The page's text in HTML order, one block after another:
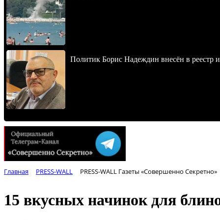
Политик Борис Надеждин внесён в реестр
Главная PRESS-WALL PRESS-WALL Газеты «Совершенно Секретно»
15 вкусных начинок для